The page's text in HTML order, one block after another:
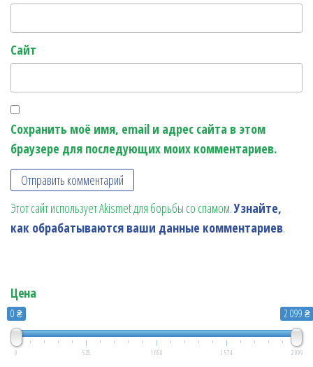
Сайт
Сохранить моё имя, email и адрес сайта в этом
браузере для последующих моих комментариев.
Этот сайт использует Akismet для борьбы со спамом.Узнайте,
как обрабатываются ваши данные комментариев.
Цена
0 ₴ 2 099 ₴
0 525 1 050 1 574 2 099